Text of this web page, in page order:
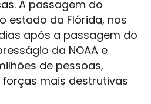
A passagem do
estado da Flórida, nos
após a passagem do
da NOAA e
de pessoas,
mais destrutivas